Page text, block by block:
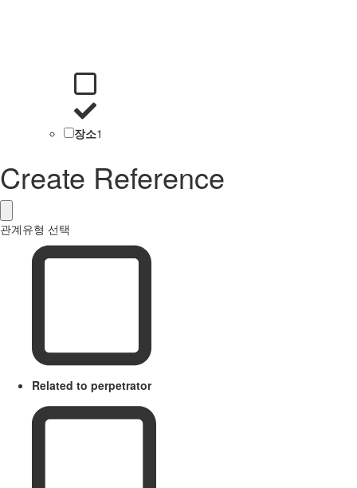
장소1
Create Reference
관계유형 선택
Related to perpetrator